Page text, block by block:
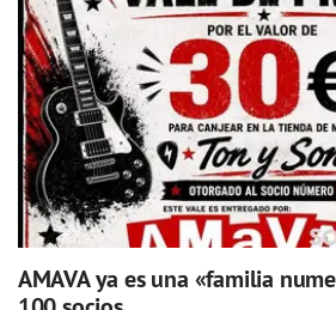
AMAVA ya es una «familia